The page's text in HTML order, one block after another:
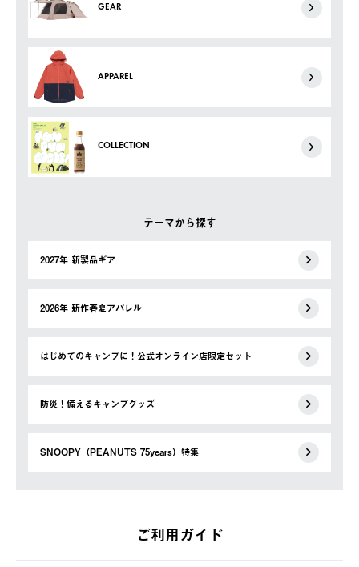
GEAR
APPAREL
COLLECTION
テーマから探す
2027年 新製品ギア
2026年 新作春夏アパレル
はじめてのキャンプに！公式オンライン店限定セット
防災！備えるキャンプグッズ
SNOOPY（PEANUTS 75years）特集
ご利用ガイド